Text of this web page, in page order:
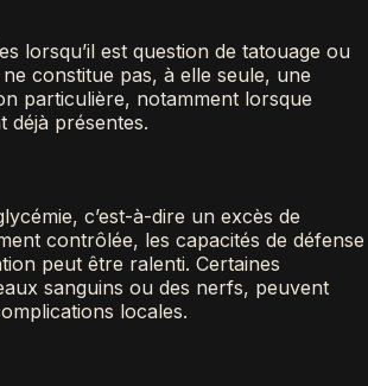
lorsqu’il est question de tatouage ou
constitue pas, à elle seule, une
particulière, notamment lorsque
déjà présentes.
c’est-à-dire un excès de
contrôlée, les capacités de défense
peut être ralenti. Certaines
sanguins ou des nerfs, peuvent
locales.